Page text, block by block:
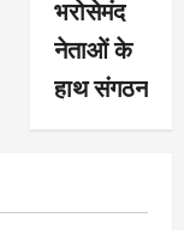
भरोसेमंद
नेताओं के
हाथ संगठन